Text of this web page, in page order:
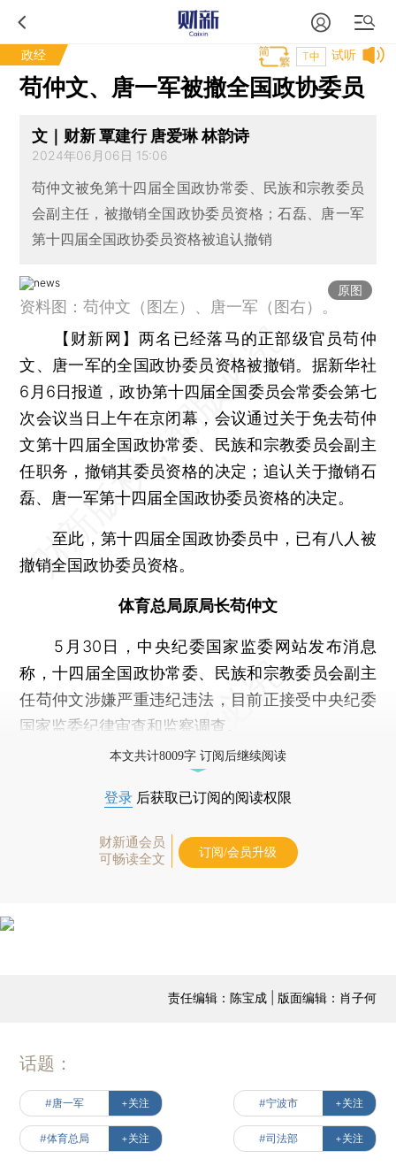
政经 试听
T中
苟仲文、唐一军被撤全国政协委员
文｜财新 覃建行 唐爱琳 林韵诗
2024年06月06日 15:06
苟仲文被免第十四届全国政协常委、民族和宗教委员
会副主任，被撤销全国政协委员资格；石磊、唐一军
第十四届全国政协委员资格被追认撤销
原图
资料图：苟仲文（图左）、唐一军（图右）。
【财新网】两名已经落马的正部级官员苟仲
文、唐一军的全国政协委员资格被撤销。据新华社
6月6日报道，政协第十四届全国委员会常委会第七
次会议当日上午在京闭幕，会议通过关于免去苟仲
文第十四届全国政协常委、民族和宗教委员会副主
任职务，撤销其委员资格的决定；追认关于撤销石
磊、唐一军第十四届全国政协委员资格的决定。
至此，第十四届全国政协委员中，已有八人被
撤销全国政协委员资格。
体育总局原局长苟仲文
5月30日，中央纪委国家监委网站发布消息
称，十四届全国政协常委、民族和宗教委员会副主
任苟仲文涉嫌严重违纪违法，目前正接受中央纪委
国家监委纪律审查和监察调查。
本文共计8009字 订阅后继续阅读
登录 后获取已订阅的阅读权限
财新通会员
可畅读全文
订阅/会员升级
责任编辑：陈宝成 | 版面编辑：肖子何
话题：
#唐一军 +关注 #宁波市 +关注
#体育总局 +关注 #司法部 +关注